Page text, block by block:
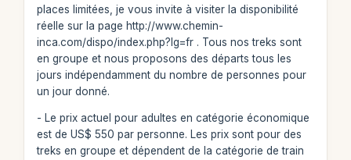
places limitées, je vous invite à visiter la disponibilité
réelle sur la page http://www.chemin-
inca.com/dispo/index.php?lg=fr . Tous nos treks sont
en groupe et nous proposons des départs tous les
jours indépendamment du nombre de personnes pour
un jour donné.
- Le prix actuel pour adultes en catégorie économique
est de US$ 550 par personne. Les prix sont pour des
treks en groupe et dépendent de la catégorie de train